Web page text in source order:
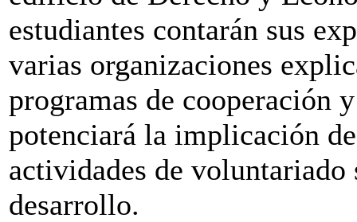
estudiantes contarán sus
varias organizaciones
programas de cooperación
potenciará la implicación
actividades de
desarrollo.